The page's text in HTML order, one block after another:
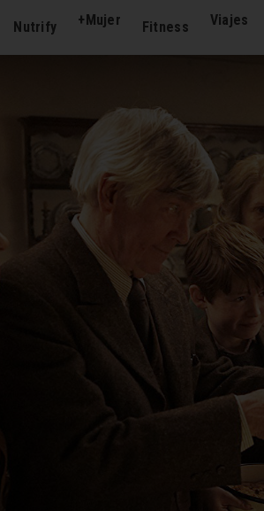
Nutrify +Mujer Fitness Viajes